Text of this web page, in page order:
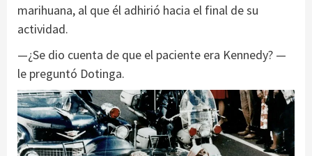
marihuana, al que él adhirió hacia el final de su
actividad.
—¿Se dio cuenta de que el paciente era Kennedy? —
le preguntó Dotinga.